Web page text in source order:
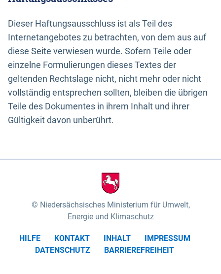
Dieser Haftungsausschluss ist als Teil des
Internetangebotes zu betrachten, von dem aus auf
diese Seite verwiesen wurde. Sofern Teile oder
einzelne Formulierungen dieses Textes der
geltenden Rechtslage nicht, nicht mehr oder nicht
vollständig entsprechen sollten, bleiben die übrigen
Teile des Dokumentes in ihrem Inhalt und ihrer
Gültigkeit davon unberührt.
Niedersächsisches Ministerium für Umwelt,
Energie und Klimaschutz
HILFE KONTAKT INHALT
IMPRESSUM
DATENSCHUTZ
BARRIEREFREIHEIT